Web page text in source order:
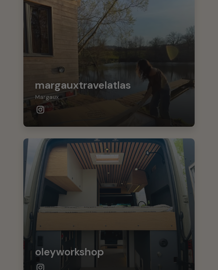
margauxtravelatlas
Margaux
oleyworkshop